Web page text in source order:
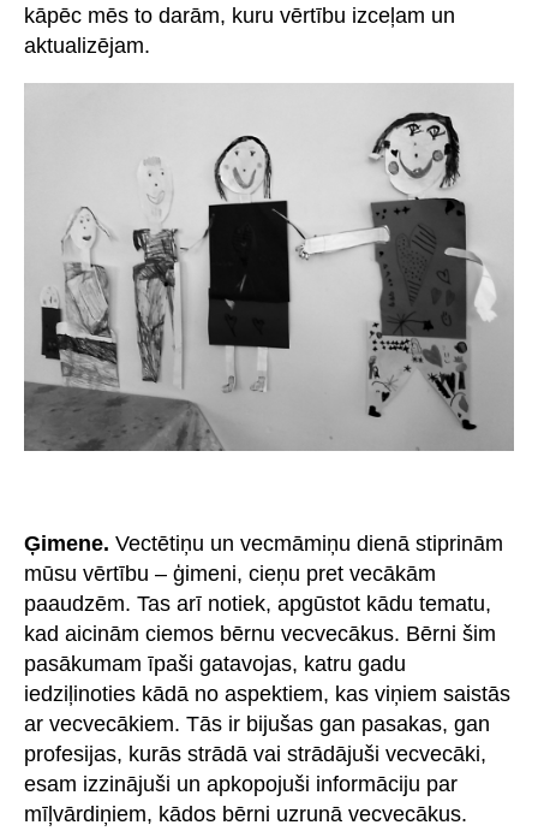
kāpēc mēs to darām, kuru vērtību izceļam un
aktualizējam.
Ģimene. Vectētiņu un vecmāmiņu dienā stiprinām
mūsu vērtību – ģimeni, cieņu pret vecākām
paaudzēm. Tas arī notiek, apgūstot kādu tematu,
kad aicinām ciemos bērnu vecvecākus. Bērni šim
pasākumam īpaši gatavojas, katru gadu
iedziļinoties kādā no aspektiem, kas viņiem saistās
ar vecvecākiem. Tās ir bijušas gan pasakas, gan
profesijas, kurās strādā vai strādājuši vecvecāki,
esam izzinājuši un apkopojuši informāciju par
mīļvārdiņiem, kādos bērni uzrunā vecvecākus.